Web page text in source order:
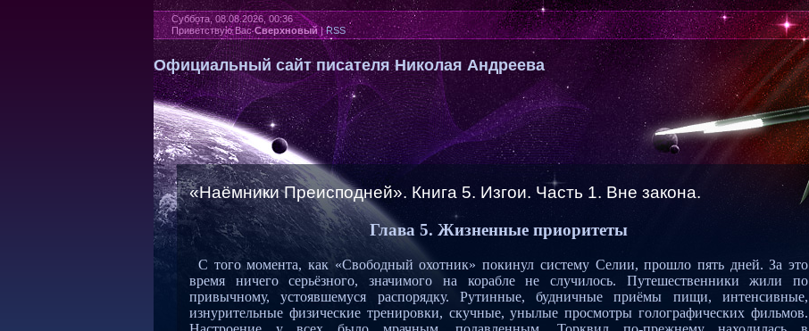
Суббота, 08.08.2026, 00:36
Приветствую Вас Сверхновый|RSS
Официальный сайт писателя Николая Андреева
«Наёмники Преисподней». Книга 5. Изгои. Часть 1. Вне закона.
Глава 5. Жизненные приоритеты
С того момента, как «Свободный охотник» покинул систему Селии, прошло пять дней. За это
время ничего серьёзного, значимого на корабле не случилось. Путешественники жили по
привычному, устоявшемуся распорядку. Рутинные, будничные приёмы пищи, интенсивные,
изнурительные физические тренировки, скучные, унылые просмотры голографических фильмов.